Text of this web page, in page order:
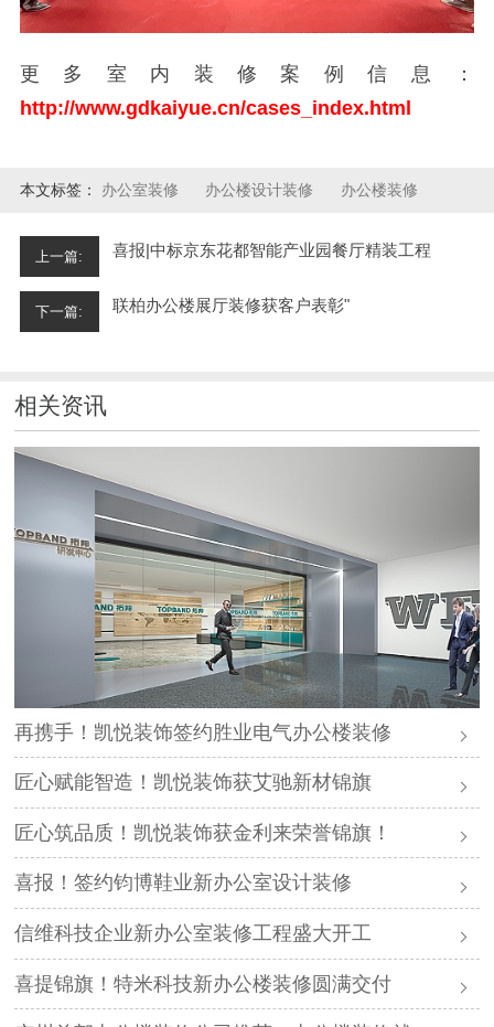
更多室内装修案例信息：
http://www.gdkaiyue.cn/cases_index.html
本文标签： 办公室装修 办公楼设计装修 办公楼装修
上一篇: 喜报|中标京东花都智能产业园餐厅精装工程
下一篇: 联柏办公楼展厅装修获客户表彰"
相关资讯
再携手！凯悦装饰签约胜业电气办公楼装修
匠心赋能智造！凯悦装饰获艾驰新材锦旗
匠心筑品质！凯悦装饰获金利来荣誉锦旗！
喜报！签约钧博鞋业新办公室设计装修
信维科技企业新办公室装修工程盛大开工
喜提锦旗！特米科技新办公楼装修圆满交付